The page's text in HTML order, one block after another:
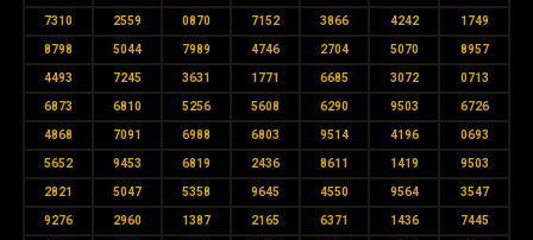
7310 2559 0870 7152 3866 4242 1749
8798 5044 7989 4746 2704 5070 8957
4493 7245 3631 1771 6685 3072 0713
6873 6810 5256 5608 6290 9503 6726
4868 7091 6988 6803 9514 4196 0693
5652 9453 6819 2436 8611 1419 9503
2821 5047 5358 9645 4550 9564 3547
9276 2960 1387 2165 6371 1436 7445